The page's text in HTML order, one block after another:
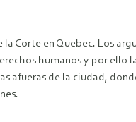
Corte en Quebec. Los
humanos y por ello
afueras de la ciudad,